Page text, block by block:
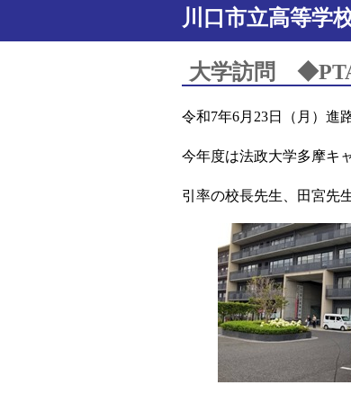
川口市立高等学
大学訪問
令和7年6月23日（月）進
今年度は法政大学多摩キ
引率の校長先生、田宮先